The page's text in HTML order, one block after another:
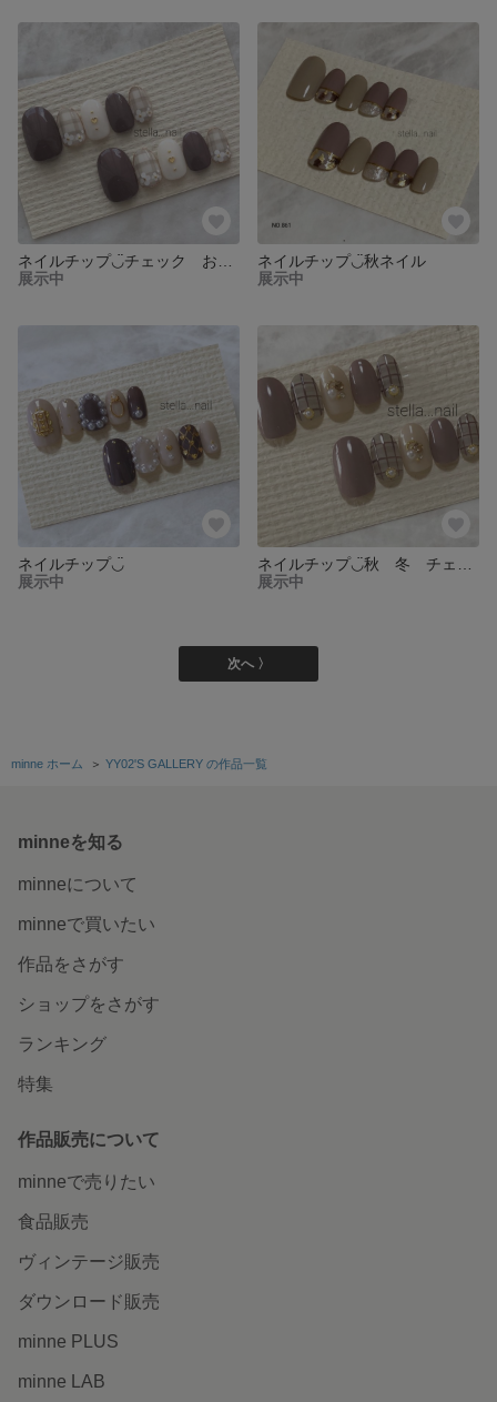
展示中
ネイルチップ◡̈秋ネイル
展示中
ネイルチップ◡̈
展示中
展示中
次へ 〉
minne ホーム ＞ YY02'S GALLERY の作品一覧
minneを知る
minneについて
minneで買いたい
作品をさがす
ショップをさがす
ランキング
特集
作品販売について
minneで売りたい
食品販売
ヴィンテージ販売
ダウンロード販売
minne PLUS
minne LAB